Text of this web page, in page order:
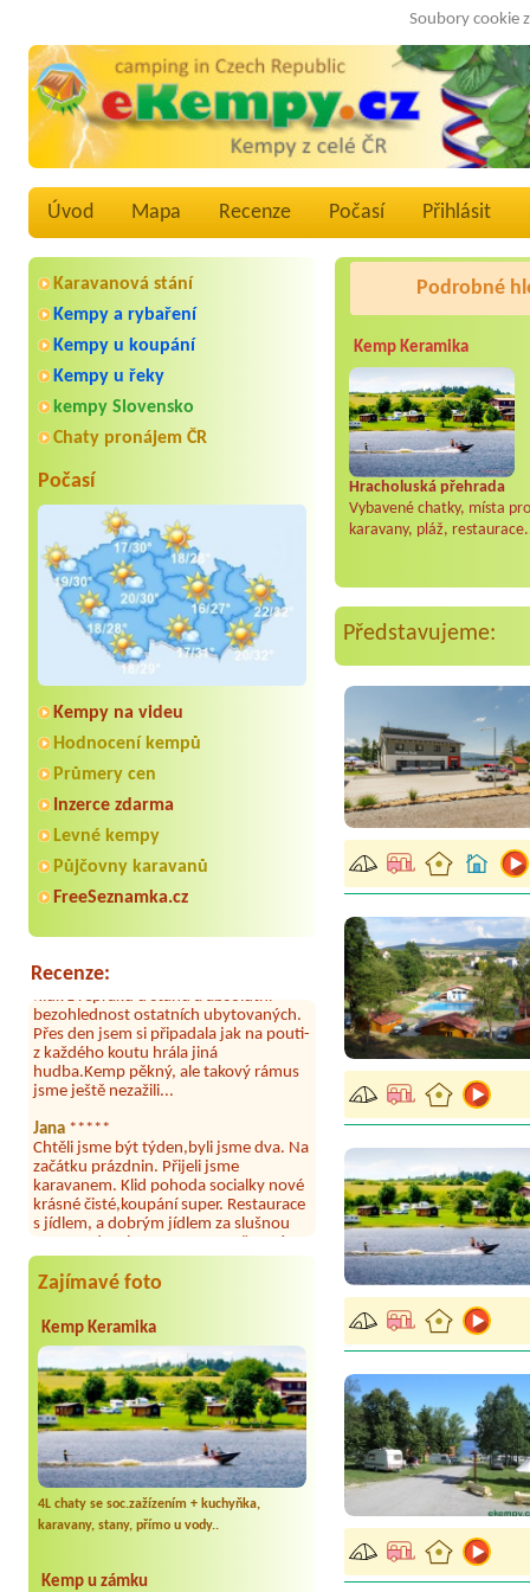
Soubory cookie
Úvod Mapa Recenze Počasí Přihlásit
Karavanová stání
Kempy a rybaření
Kempy u koupání
Kempy u řeky
kempy Slovensko
Chaty pronájem ČR
Počasí
Kempy na videu
Hodnocení kempů
Průmery cen
Inzerce zdarma
Levné kempy
Půjčovny karavanů
FreeSeznamka.cz
Recenze:
Aneta Melicharová
Byli jsme zde v týdnu od 25.7. do 1.8.
2026. Kemp jako takový je pěkný. V
doplněný papír i utěrky, což při
množství návštěvníků není
samozřejmost. V kempu je obchod a
hluk z repráků u stanů a absolutní
bezohlednost ostatních ubytovaných.
Přes den jsem si připadala jak na pouti-
z každého koutu hrála jiná
hudba.Kemp pěkný, ale takový rámus
jsme ještě nezažili...
Jana*****
Chtěli jsme být týden,byli jsme dva. Na
začátku prázdnin. Přijeli jsme
karavanem. Klid pohoda socialky nové
krásné čisté,koupání super. Restaurace
s jídlem, a dobrým jídlem za slušnou
cenu na dosah, a spoustu možností na
výlety. Veškerý personál se choval
Aneta Janíčková*****
výborné vybavení kempu, čisto všude.
Výborná káva, mošt i víno a další.Milí
hostitelé, vždy usměvaví a ochotní,
umístění kempu blízko všem zážitkům
ať turistickým,tak vodním. V
docházkové blízkosti kempu vodní
nádrž, restaurace a bazénem,
autobusová zastávka, obchod a další.
Děkujeme, bylo to úžasné.
Kateřina+ Květoslav+ Jana+ Zdeněk
*****
dny a letos celý týden. Krásný, klidný
Zajímavé foto
Kemp Keramika
4L chaty se soc.zažízením + kuchyňka,
karavany, stany, přímo u vody..
Kemp u zámku
Podrobné
Kemp Keramika
Hracholuská přehrada
Vybavené chatky, místa pro
karavany, pláž,
Představujeme: